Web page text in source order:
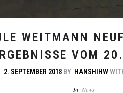
WEITMANN
VOM
2. SEPTEMBER 2018 BY HANSHIHW
In News